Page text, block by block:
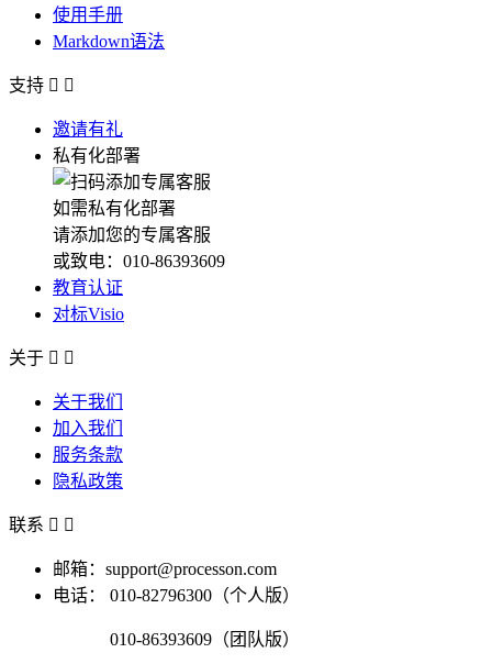
使用手册
Markdown语法
支持  
邀请有礼
私有化部署
如需私有化部署
请添加您的专属客服
或致电：010-86393609
教育认证
对标Visio
关于  
关于我们
加入我们
服务条款
隐私政策
联系  
邮箱：support@processon.com
电话：
010-82796300（个人版）
010-86393609（团队版）